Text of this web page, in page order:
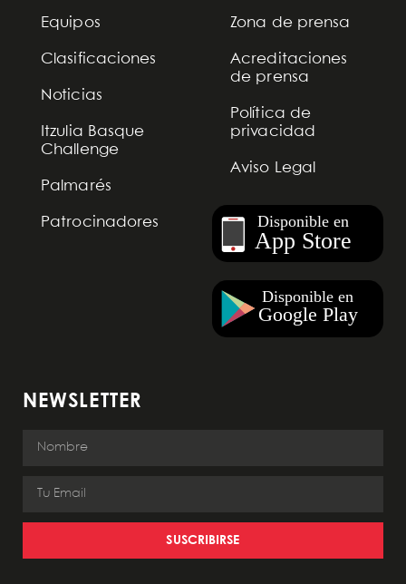
Equipos
Clasificaciones
Noticias
Itzulia Basque
Challenge
Palmarés
Patrocinadores
Zona de prensa
Acreditaciones
de prensa
Política de
privacidad
Aviso Legal
NEWSLETTER
SUSCRIBIRSE